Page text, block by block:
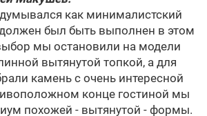
как минималистский
был быть выполнен в этом
мы остановили на модели
вытянутой топкой, а для
камень с очень интересной
конце гостиной мы
похожей - вытянутой - формы.